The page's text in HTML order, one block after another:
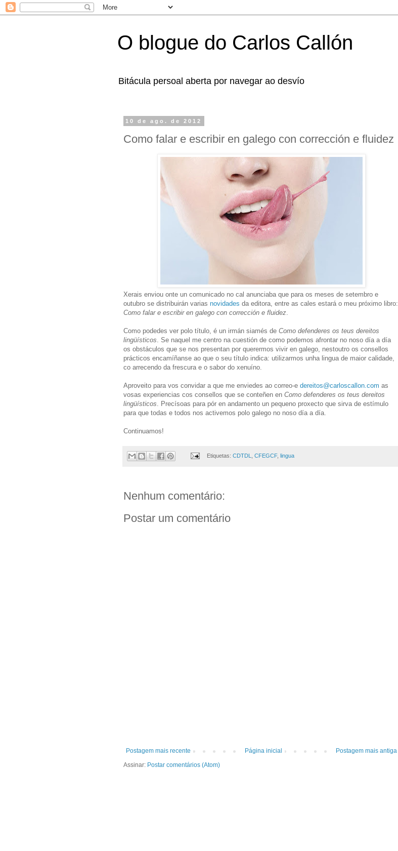
O blogue do Carlos Callón
Bitácula persoal aberta por navegar ao desvío
10 de ago. de 2012
Como falar e escribir en galego con corrección e fluidez
Xerais enviou onte un comunicado no cal anunciaba que para os meses de setembro e
outubro se distribuirán varias novidades da editora, entre as cales estará o meu próximo libro:
Como falar e escribir en galego con corrección e fluidez
Como podedes ver polo título, é un irmán siamés de Como defenderes os teus dereitos
lingüísticos . Se naquel me centro na cuestión de como podemos afrontar no noso día a día
os obstáculos que se nos presentan por querermos vivir en galego, nestoutro os consellos
prácticos encamíñanse ao que o seu título indica: utilizarmos unha lingua de maior calidade,
co arrecendo da frescura e o sabor do xenuíno.
Aproveito para vos convidar a que me enviedes ao correo-e dereitos@carloscallon.com as
vosas experiencias cos consellos que se conteñen en Como defenderes os teus dereitos
lingüísticos . Precísoas para pór en andamento un pequeno proxecto que sirva de estímulo
para que todas e todos nos activemos polo galego no noso día a día.
Continuamos!
Etiquetas: CDTDL CFEGCF, lingua
Nenhum comentário:
Postar um comentário
Postagem mais recente Postagem mais antiga
Página inicial
Assinar: Postar comentários (Atom)